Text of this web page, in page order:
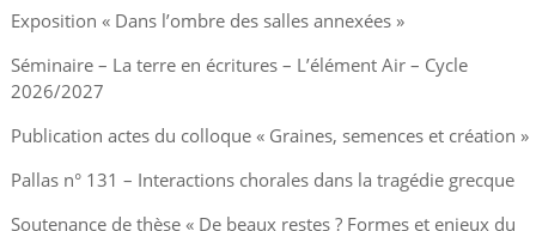
Exposition « Dans l’ombre des salles annexées »
Séminaire – La terre en écritures – L’élément Air – Cycle
2026/2027
Publication actes du colloque « Graines, semences et création »
Pallas n° 131 – Interactions chorales dans la tragédie grecque
Soutenance de thèse « De beaux restes ? Formes et enjeux du